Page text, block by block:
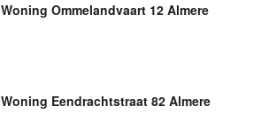
Woning Ommelandvaart 12 Almere
Woning Eendrachtstraat 82 Almere